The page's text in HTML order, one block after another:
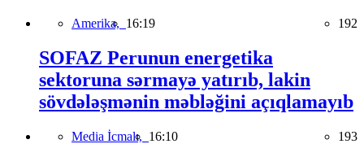
Amerika, 16:19 192
SOFAZ Perunun energetika
sektoruna sərmayə yatırıb, lakin
sövdələşmənin məbləğini açıqlamayıb
Media İcmalı, 16:10 193